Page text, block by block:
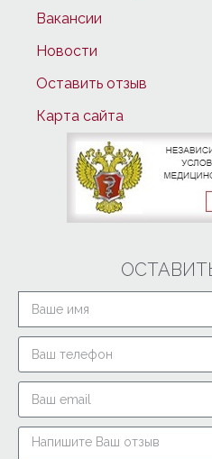
Вакансии
Новости
Оставить отзыв
Карта сайта